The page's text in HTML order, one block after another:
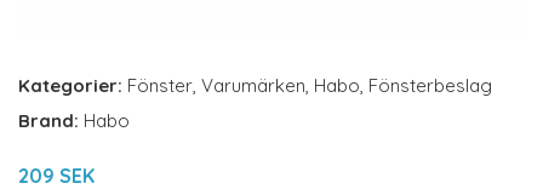
Kategorier: Fönster, Varumärken, Habo, Fönsterbeslag
Brand: Habo
209 SEK